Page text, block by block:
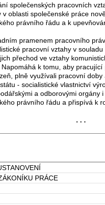
společenských pracovních
oblasti společenské práce
právního řádu a k
pramenem pracovního
pracovní vztahy v
přechod ve vztahy
k tomu, aby
plně využívali pracovní
- socialistické vlastnictví
a odborovými orgány
právního řádu a přispívá k
. . .
PRÁCE